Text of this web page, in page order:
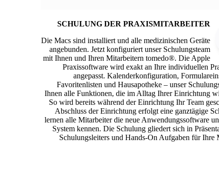
SCHULUNG DER PRAXISMITARBEITER
Die Macs sind installiert und alle medizinischen Geräte
angebunden. Jetzt konfiguriert unser Schulungsteam
mit Ihnen und Ihren Mitarbeitern tomedo®. Die Apple
Praxissoftware wird exakt an Ihre individuellen
angepasst. Kalenderkonfiguration,
Favoritenlisten und Hausapotheke – unser
Ihnen alle Funktionen, die im Alltag Ihrer Einrichtung
So wird bereits während der Einrichtung Ihr Team
Abschluss der Einrichtung erfolgt eine ganztägige
lernen alle Mitarbeiter die neue Anwendungssoftware
System kennen. Die Schulung gliedert sich in
Schulungsleiters und Hands-On Aufgaben für Ihre